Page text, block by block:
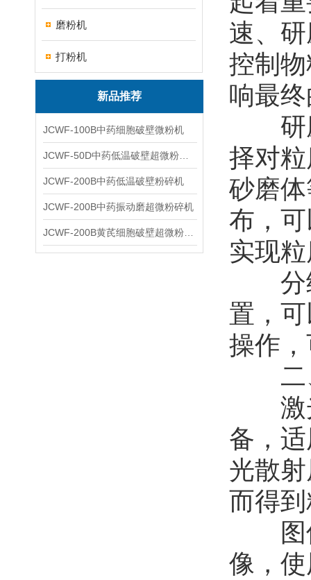
磨粉机
打粉机
新品推荐
JCWF-100B中药细胞破壁微粉机
JCWF-200B中药低温破壁粉碎机
JCWF-200B中药振动磨超微粉碎机
速、
控制
响最
研磨
择对
砂磨
布，
实现
分级
置，
操作
二
激光
备，
光散
而得
图像
像，